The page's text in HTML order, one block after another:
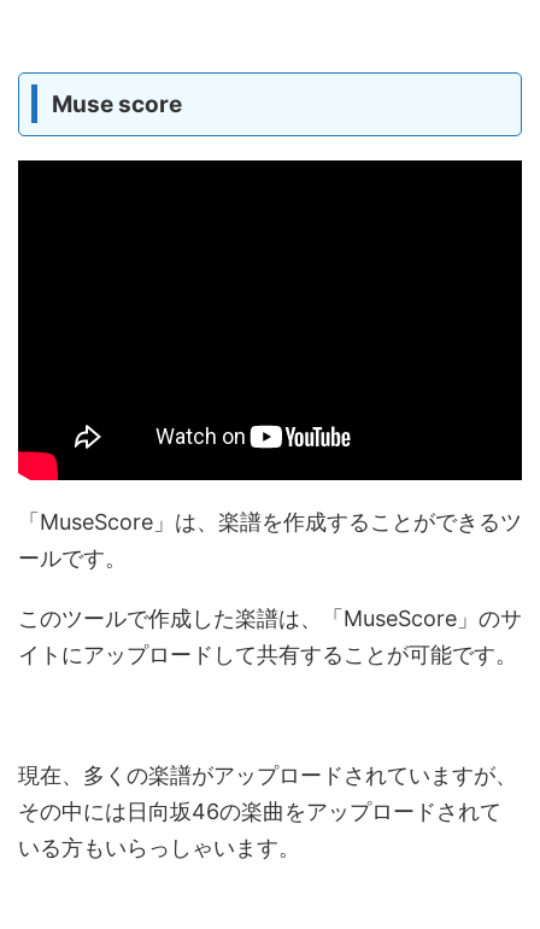
Muse score
「MuseScore」は、楽譜を作成することができるツ
ールです。
このツールで作成した楽譜は、「MuseScore」のサ
イトにアップロードして共有することが可能です。
現在、多くの楽譜がアップロードされていますが、
その中には日向坂46の楽曲をアップロードされて
いる方もいらっしゃいます。